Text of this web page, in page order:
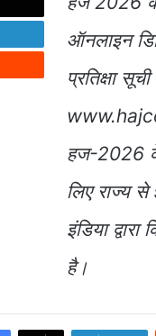
ऑनलाइन
प्रतिक्षा
हज-2026
लिए राज्य
इंडिया
है।